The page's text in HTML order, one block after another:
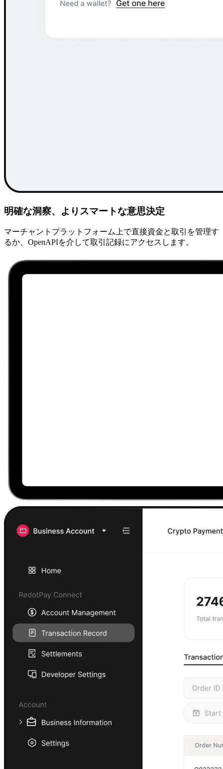
明確な洞察、よりスマートな意思決定
マーチャントプラットフォーム上で直接資金と取引を管理す
るか、OpenAPIを介して取引記録にアクセスします。